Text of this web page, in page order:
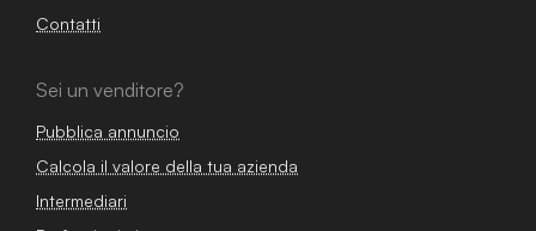
Contatti
Sei un venditore?
Pubblica annuncio
Calcola il valore della tua azienda
Intermediari